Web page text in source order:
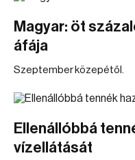
Magyar: öt
áfája
Szeptember közepétől.
Ellenállóbbá
vízellátását